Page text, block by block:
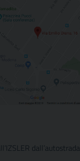
dall’autostrada